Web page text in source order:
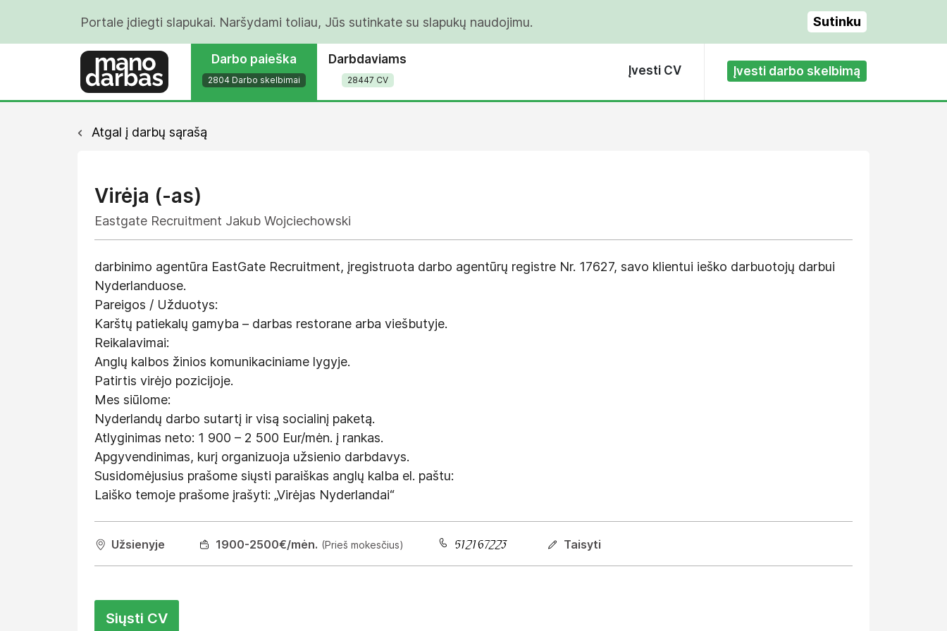
Portale įdiegti slapukai. Naršydami toliau, Jūs sutinkate su slapukų naudojimu. Sutinku
Darbo paieška
2804 Darbo skelbimai
Darbdaviams
28447 CV
Įvesti CV Įvesti darbo skelbimą
Atgal į darbų sąrašą
Virėja (-as)
Eastgate Recruitment Jakub Wojciechowski
darbinimo agentūra EastGate Recruitment, įregistruota darbo agentūrų registre Nr. 17627, savo klientui ieško darbuotojų darbui
Nyderlanduose.
Pareigos / Užduotys:
Karštų patiekalų gamyba – darbas restorane arba viešbutyje.
Reikalavimai:
Anglų kalbos žinios komunikaciniame lygyje.
Patirtis virėjo pozicijoje.
Mes siūlome:
Nyderlandų darbo sutartį ir visą socialinį paketą.
Atlyginimas neto: 1 900 – 2 500 Eur/mėn. į rankas.
Apgyvendinimas, kurį organizuoja užsienio darbdavys.
Susidomėjusius prašome siųsti paraiškas anglų kalba el. paštu:
Laiško temoje prašome įrašyti: „Virėjas Nyderlandai“
Užsienyje 1900-2500€/mėn. (Prieš mokesčius) Taisyti
Siųsti CV